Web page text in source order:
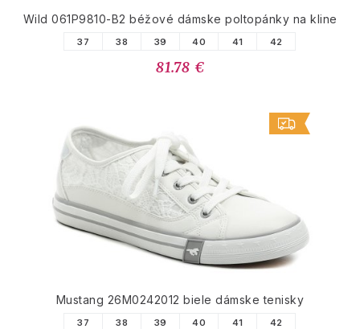
Wild 061P9810-B2 béžové dámske poltopánky na kline
37 38 39 40 41 42
81.78 €
Mustang 26M0242012 biele dámske tenisky
37 38 39 40 41 42